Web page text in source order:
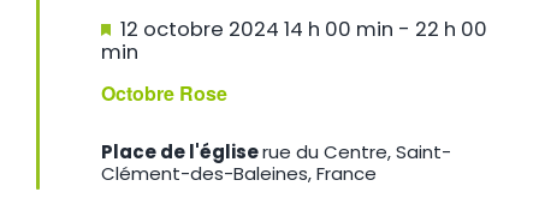
Octobre Rose
Mis
en
12 octobre 2024 14 h 00 min - 22 h 00
min
Place de l'égliserue du Centre, Saint-
Clément-des-Baleines, France